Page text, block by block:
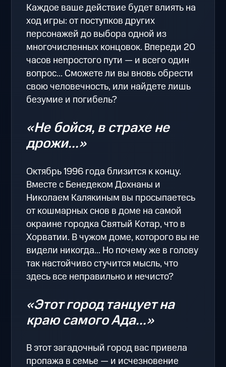
Каждое ваше действие будет влиять на
ход игры: от поступков других
персонажей до выбора одной из
многочисленных концовок. Впереди 20
часов непростого пути — и всего один
вопрос... Сможете ли вы вновь обрести
свою человечность, или найдете лишь
безумие и погибель?
«Не бойся, в страхе не
дрожи...»
Октябрь 1996 года близится к концу.
Вместе с Бенедеком Дохнаны и
Николаем Калякиным вы просыпаетесь
от кошмарных снов в доме на самой
окраине городка Святый Котар, что в
Хорватии. В чужом доме, которого вы не
видели никогда... Но почему же в голову
так настойчиво стучится мысль, что
здесь все неправильно и нечисто?
«Этот город танцует на
краю самого Ада...»
В этот загадочный город вас привела
пропажа в семье — и исчезновение